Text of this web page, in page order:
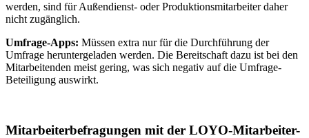
werden, sind für Außendienst- oder Produktionsmitarbeiter daher
nicht zugänglich.
Umfrage-Apps: Müssen extra nur für die Durchführung der
Umfrage heruntergeladen werden. Die Bereitschaft dazu ist bei den
Mitarbeitenden meist gering, was sich negativ auf die Umfrage-
Beteiligung auswirkt.
Mitarbeiterbefragungen mit der LOYO-Mitarbeiter-